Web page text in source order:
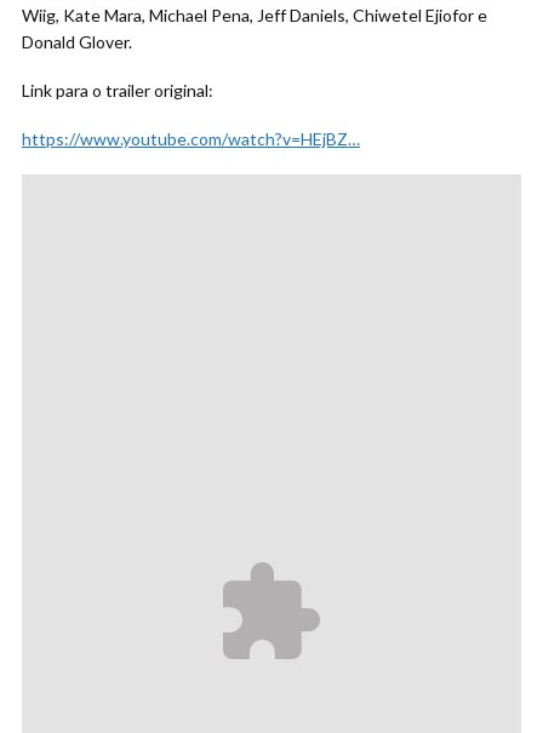
Wiig, Kate Mara, Michael Pena, Jeff Daniels, Chiwetel Ejiofor e
Donald Glover.
Link para o trailer original:
https://www.youtube.com/watch?v=HEjBZ…